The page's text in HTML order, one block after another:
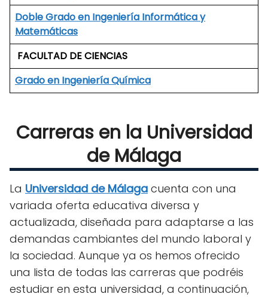
Doble Grado en Ingeniería Informática y
Matemáticas
FACULTAD DE CIENCIAS
Grado en Ingeniería Química
Carreras en la Universidad
de Málaga
La Universidad de Málaga cuenta con una
variada oferta educativa diversa y
actualizada, diseñada para adaptarse a las
demandas cambiantes del mundo laboral y
la sociedad. Aunque ya os hemos ofrecido
una lista de todas las carreras que podréis
estudiar en esta universidad, a continuación,